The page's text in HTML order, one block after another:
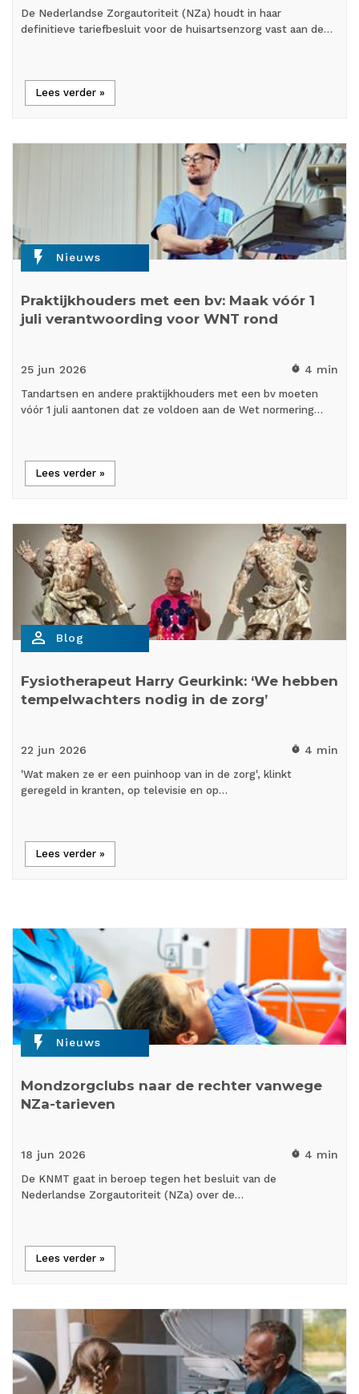
De Nederlandse Zorgautoriteit (NZa) houdt in haar
definitieve tariefbesluit voor de huisartsenzorg vast aan de…
Lees verder »
flash_on Nieuws
Praktijkhouders met een bv: Maak vóór 1
juli verantwoording voor WNT rond
25 jun 2026 timer 4 min
Tandartsen en andere praktijkhouders met een bv moeten
vóór 1 juli aantonen dat ze voldoen aan de Wet normering…
Lees verder »
person_outline Blog
Fysiotherapeut Harry Geurkink: ‘We hebben
tempelwachters nodig in de zorg’
22 jun 2026 timer 4 min
'Wat maken ze er een puinhoop van in de zorg', klinkt
geregeld in kranten, op televisie en op…
Lees verder »
flash_on Nieuws
Mondzorgclubs naar de rechter vanwege
NZa-tarieven
18 jun 2026 timer 4 min
De KNMT gaat in beroep tegen het besluit van de
Nederlandse Zorgautoriteit (NZa) over de…
Lees verder »